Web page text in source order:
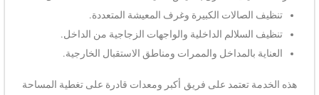
تنظيف الصالات الكبيرة وغرف المعيشة المتعددة.
تنظيف السلالم الداخلية والواجهات الزجاجية من الداخل.
العناية بالمداخل والممرات ومناطق الاستقبال الخارجية.
هذه الخدمة تعتمد على فريق أكبر ومعدات قادرة على تغطية المساحة